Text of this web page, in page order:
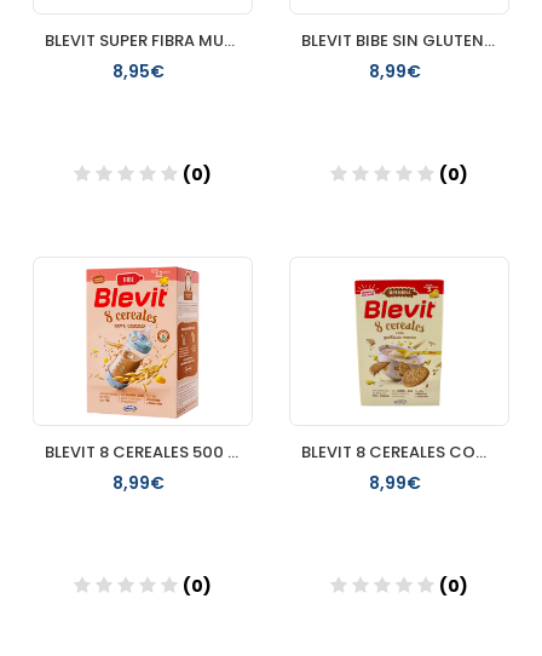
BLEVIT SUPER FIBRA MULTICEREALES CON MUESLI 500 GR
8,95€
(0)
Añadir
BLEVIT BIBE SIN GLUTEN 500G
8,99€
(0)
BLEVIT 8 CEREALES 500 GR
8,99€
(0)
BLEVIT 8 CEREALES CON GALLETAS MARIA SUPERFIBRA 500 G
8,99€
(0)